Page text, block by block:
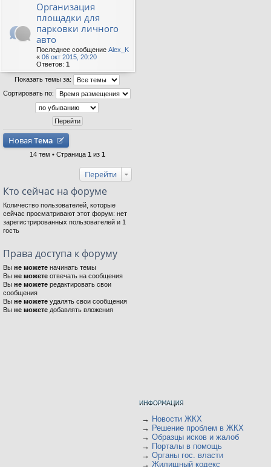
Организация
площадки для
парковки личного
авто
Последнее сообщение Alex_K
« 06 окт 2015, 20:20
Ответов: 1
Показать темы за:
Сортировать по:
Новая Тема
14 тем • Страница 1 из 1
Перейти
Кто сейчас на форуме
Количество пользователей, которые
сейчас просматривают этот форум: нет
зарегистрированных пользователей и 1
гость
Права доступа к форуму
Вы не можете начинать темы
Вы не можете отвечать на сообщения
Вы не можете редактировать свои
сообщения
Вы не можете удалять свои сообщения
Вы не можете добавлять вложения
→ Новости ЖКХ
→ Решение проблем в ЖКХ
→ Образцы исков и жалоб
→ Порталы в помощь
→ Органы гос. власти
→ Жилищный кодекс